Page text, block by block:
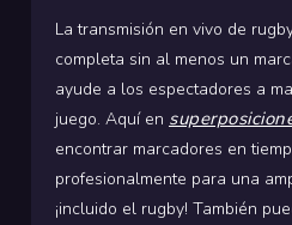
La transmisión en vivo de
completa sin al menos un
ayude a los espectadores a
juego. Aquí en
encontrar marcadores en
profesionalmente para una
¡incluido el rugby! También